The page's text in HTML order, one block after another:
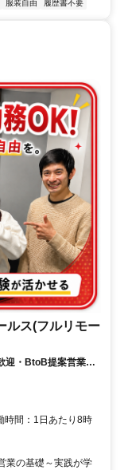
服装自由 履歴書不要
ルス(フルリモー
迎・BtoB提案営業で
時間：1日あたり8時
基礎～実践が学